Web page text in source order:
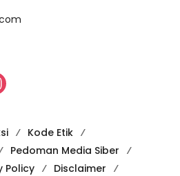
Kode Etik
Pedoman Media Siber
Policy Disclaimer